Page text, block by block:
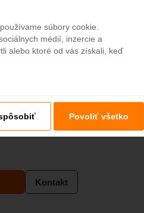
hotel
Kontakt
súbory cookie.
médií, inzercie a
alebo ktoré od vás získali, keď
Povoliť všetko